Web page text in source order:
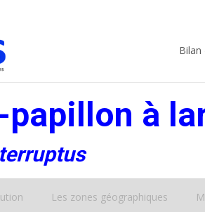
Bilan
à
Les zones géographiques